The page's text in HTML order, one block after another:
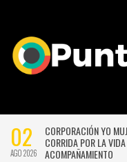
02
AGO 2026
CORPORACIÓN YO
CORRIDA POR LA
ACOMPAÑAMIENTO